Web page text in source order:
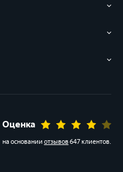
Оценка
на основании отзывов647 клиентов.